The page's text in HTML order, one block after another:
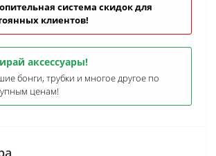
система скидок для
клиентов!
аксессуары!
бонги, трубки и многое другое по
ценам!